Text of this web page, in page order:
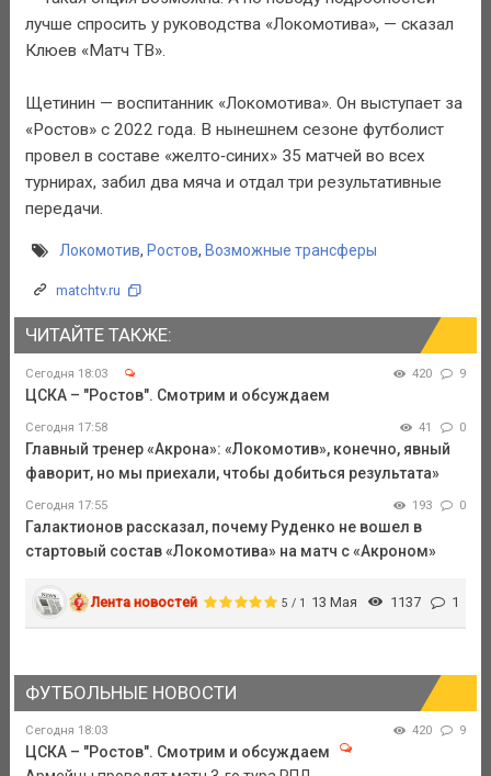
лучше спросить у руководства «Локомотива», — сказал
Клюев «Матч ТВ».
Щетинин — воспитанник «Локомотива». Он выступает за
«Ростов» с 2022 года. В нынешнем сезоне футболист
провел в составе «желто‑синих» 35 матчей во всех
турнирах, забил два мяча и отдал три результативные
передачи.
Локомотив, Ростов, Возможные трансферы
matchtv.ru
ЧИТАЙТЕ ТАКЖЕ:
Сегодня 18:03 420 9
ЦСКА – "Ростов". Смотрим и обсуждаем
Сегодня 17:58 41 0
Главный тренер «Акрона»: «Локомотив», конечно, явный
фаворит, но мы приехали, чтобы добиться результата»
Сегодня 17:55 193 0
Галактионов рассказал, почему Руденко не вошел в
стартовый состав «Локомотива» на матч с «Акроном»
Лента новостей 5 / 1 13 Мая 1137 1
ФУТБОЛЬНЫЕ НОВОСТИ
Сегодня 18:03 420 9
ЦСКА – "Ростов". Смотрим и обсуждаем